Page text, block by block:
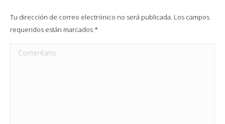
Tu dirección de correo electrónico no será publicada. Los campos
requeridos están marcados*
Comentario